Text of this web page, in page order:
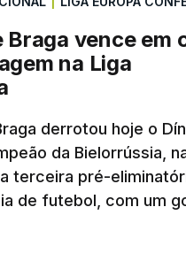
vence em
na Liga
derrotou hoje o
da Bielorrússia,
terceira pré-
de futebol, com um